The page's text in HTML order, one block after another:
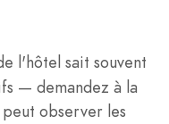
l'hôtel sait souvent
— demandez à la
observer les